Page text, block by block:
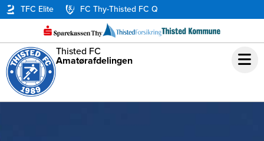
TFC Elite FC Thy-Thisted FC Q
Thisted FC
Amatørafdelingen